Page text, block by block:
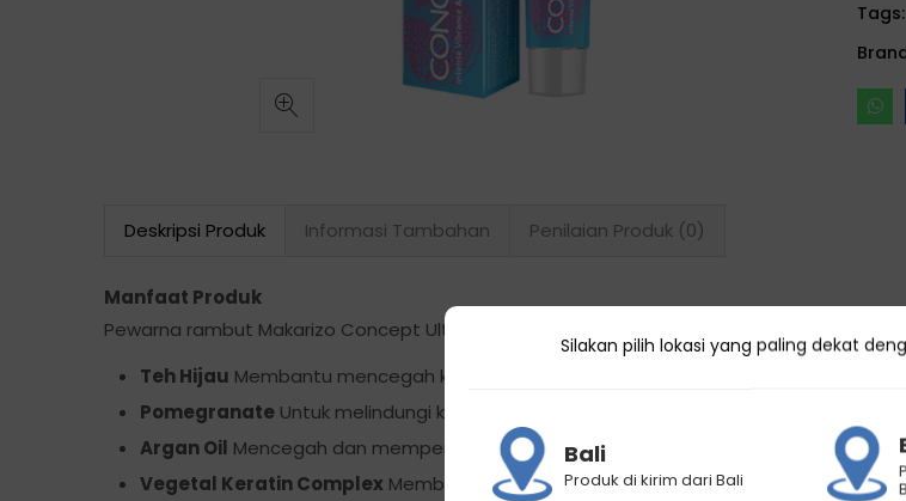
Tags:
Deskripsi Produk Informasi Tambahan Penilaian Produk (0)
Manfaat Produk
Pewarna rambut Makarizo Concept Ultimax SF3 mengandung bahan-bahan alami sebagai
Teh Hijau Membantu mencegah kerontokan rambut dan mendukung pertumbuhan
Pomegranate Untuk melindungi kulit dan rambut dari bahaya radikal bebas.
Argan Oil Mencegah dan memperbaiki rambut rusak dan bercabang.
Vegetal Keratin Complex Membantu melindungi rambut dari kerusakan dan
Silakan pilih lokasi yang paling dekat
Bali
Produk di kirim dari Bali